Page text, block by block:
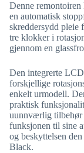
Denne
en automatisk
skreddersydd pleie
tre klokker i
gjennom en
Den integrerte
forskjellige
enkelt urmodell.
praktisk
uunnværlig tilbehør
funksjonen til sine
og beskyttelsen
Black.